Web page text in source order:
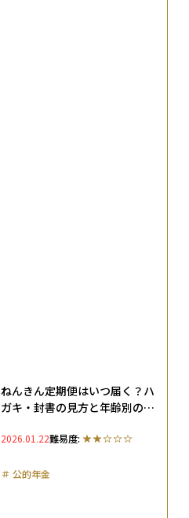
ねんきん定期便はいつ届く？ハ
ガキ・封書の見方と年齢別の年
2026.01.22難易度:
＃ 公的年金